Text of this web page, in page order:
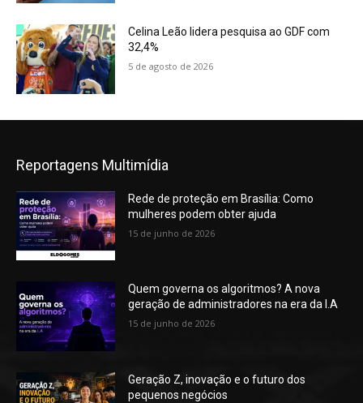
Celina Leão lidera pesquisa ao GDF com
32,4%
5 de agosto de 2026
Reportagens Multimídia
Rede de proteção em Brasília: Como
mulheres podem obter ajuda
15 de junho de 2026
Quem governa os algoritmos? A nova
geração de administradores na era da I.A
15 de junho de 2026
Geração Z, inovação e o futuro dos
pequenos negócios